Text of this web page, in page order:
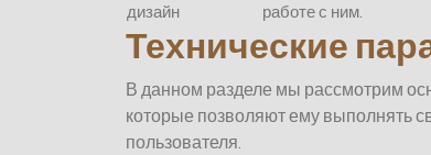
дизайн
работе с ним.
Технические
В данном разделе мы рассмотрим
которые позволяют ему выполнять
пользователя.